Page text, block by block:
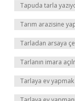
Tapuda tarla
Tarım arazisine
Tarladan arsaya
Tarlanın imara
Tarlaya ev